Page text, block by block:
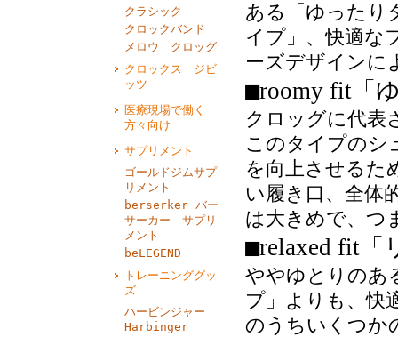
クラシック
クロックバンド
メロウ クロッグ
クロックス ジビ
ッツ
医療現場で働く
方々向け
サプリメント
ゴールドジムサプ
リメント
berserker バー
サーカー サプリ
メント
beLEGEND
トレーニンググッ
ズ
ハービンジャー
Harbinger
ある「ゆったり
イプ」、快適な
ーズデザインに
■roomy fit 「
クロッグに代表
このタイプのシ
を向上させるた
い履き口、全体
は大きめで、つ
■relaxed fit
ややゆとりのあ
プ」よりも、快
のうちいくつか